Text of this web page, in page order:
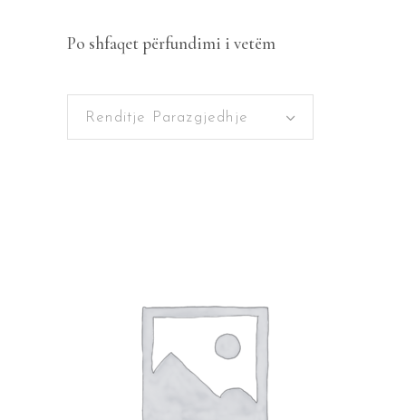
Po shfaqet përfundimi i vetëm
Renditje Parazgjedhje
SHTOJE NË SHPORTË